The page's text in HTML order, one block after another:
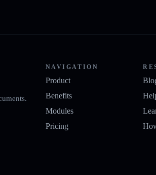
NAVIGATION
Product
Benefits
Modules
Pricing